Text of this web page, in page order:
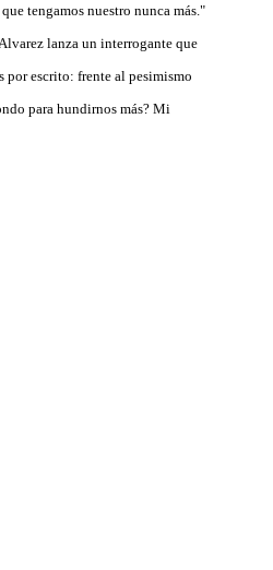
tengamos nuestro nunca más."
lanza un interrogante que
por escrito: frente al pesimismo
para hundirnos más? Mi